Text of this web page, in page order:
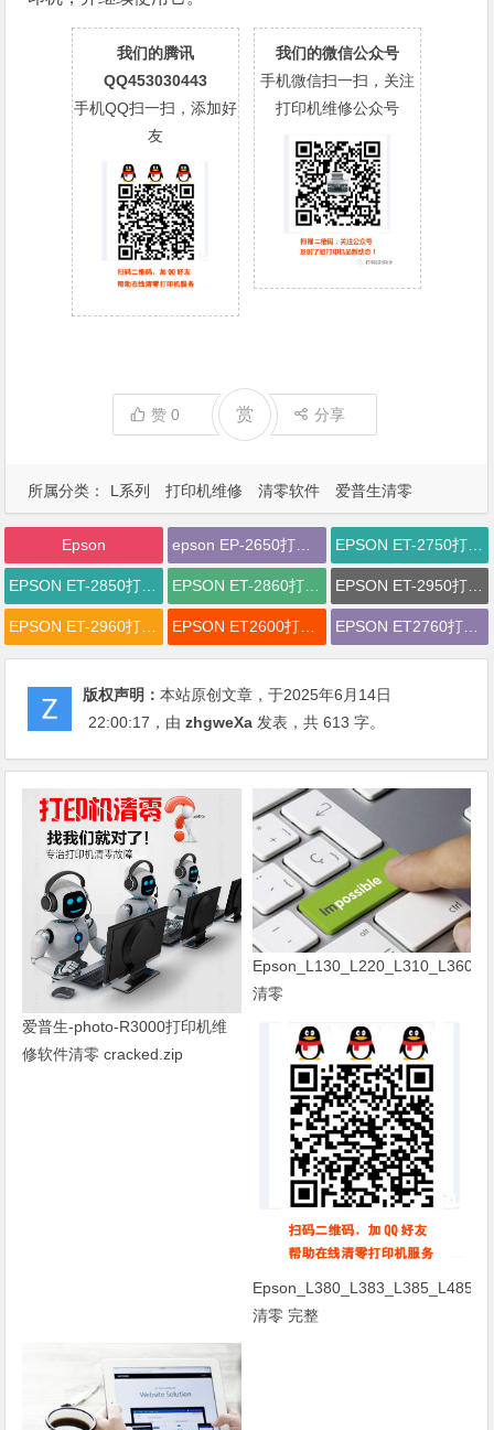
所属分类： L系列 打印机维修 清零软件 爱普生清零
我们的腾讯
QQ453030443
手机QQ扫一扫，添加好
友
我们的微信公众号
手机微信扫一扫，关注
打印机维修公众号
赞0 赏 分享
Epson EPSON ET-2750打印机废墨清零软件下载
EPSON ET-2950打印机废墨清零软件下载
EPSON ET2760打印机废墨清零软件下载
版权声明：本站原创文章，于2025年6月14日
22:00:17 ，由zhgweXa 发表，共 613 字。
爱普生-photo-R3000打印机维
修软件清零 cracked.zip
清零
清零 完整